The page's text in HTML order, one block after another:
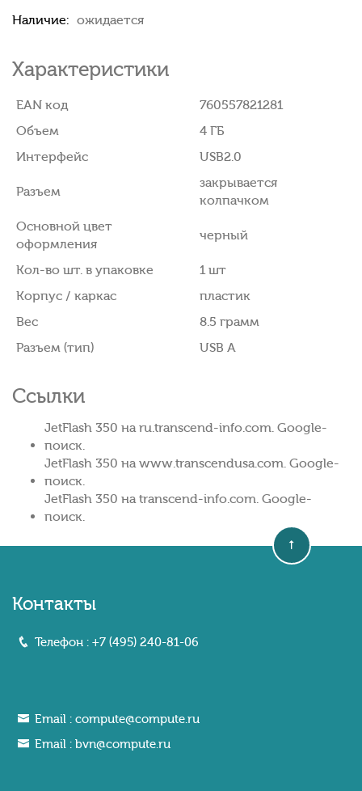
Наличие: ожидается
Характеристики
EAN код
760557821281
Объем
4 ГБ
Интерфейс
USB2.0
Разъем
закрывается
колпачком
Основной цвет
оформления
черный
Кол-во шт. в упаковке
1 шт
Корпус / каркас
пластик
Вес
8.5 грамм
Разъем (тип)
USB А
Ссылки
JetFlash 350 на ru.transcend-info.com. Google-
поиск.
JetFlash 350 на www.transcendusa.com. Google-
поиск.
JetFlash 350 на transcend-info.com. Google-
поиск.
Контакты
Телефон : +7 (495) 240-81-06
Email : compute@compute.ru
Email : bvn@compute.ru